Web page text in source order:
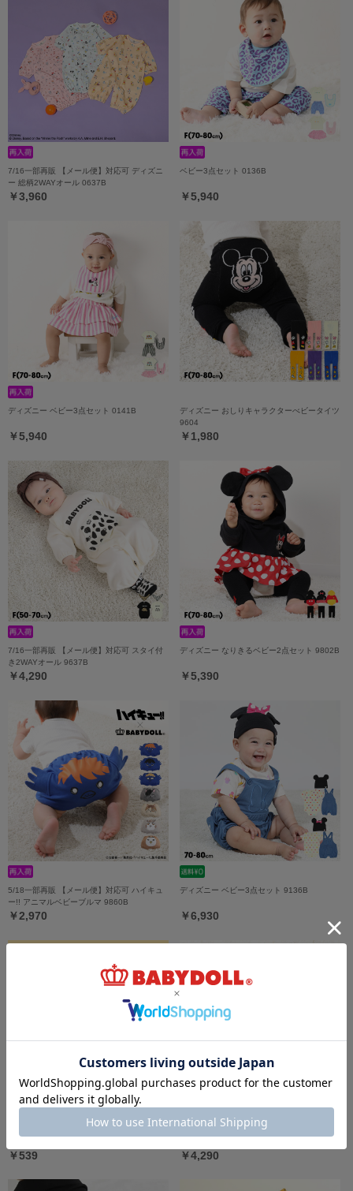
7/16一部再販 【メール便】対応可 ディズニ
ー 総柄2WAYオール 0637B
￥3,960
ベビー3点セット 0136B
￥5,940
ディズニー ベビー3点セット 0141B
￥5,940
ディズニー おしりキャラクターべビータイツ
9604
￥1,980
7/16一部再販 【メール便】対応可 スタイ付
き2WAYオール 9637B
￥4,290
ディズニー なりきるベビー2点セット 9802B
￥5,390
5/18一部再販 【メール便】対応可 ハイキュ
ー!! アニマルベビーブルマ 9860B
￥2,970
ディズニー ベビー3点セット 9136B
￥6,930
￥539
6/10一部再販 ディズニー キャラクター
￥4,290